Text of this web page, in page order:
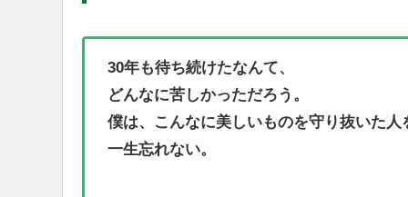
30年も待ち続けたなんて、
どんなに苦しかっただろう。
僕は、こんなに美しいものを守り抜いた人
一生忘れない。